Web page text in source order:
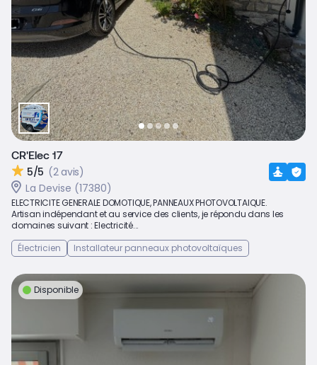
CR'Elec 17
5/5 (2 avis)
La Devise (17380)
ELECTRICITE GENERALE DOMOTIQUE, PANNEAUX PHOTOVOLTAIQUE.
Artisan indépendant et au service des clients, je répondu dans les
domaines suivant : Electricité...
Électricien
Installateur panneaux photovoltaïques
Disponible